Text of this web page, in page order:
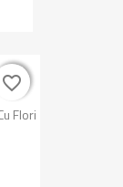
Flori
favorite_border
favorite_border